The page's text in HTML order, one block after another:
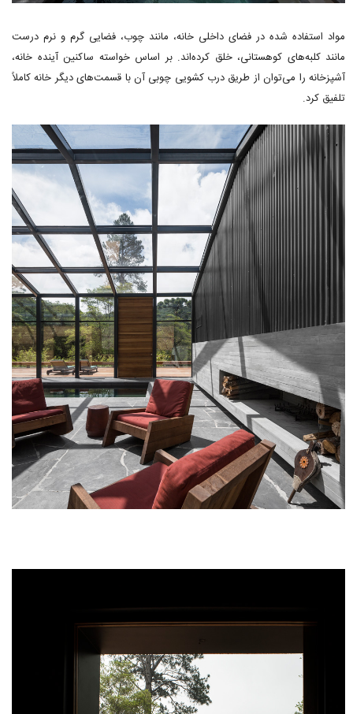
مواد استفاده شده در فضای داخلی خانه، مانند چوب، فضایی گرم و نرم درست
مانند کلبه‌های کوهستانی، خلق کرده‌اند. بر اساس خواسته ساکنین آینده خانه،
آشپزخانه را می‌توان از طریق درب کشویی چوبی آن با قسمت‌های دیگر خانه کاملاً
تلفیق کرد.